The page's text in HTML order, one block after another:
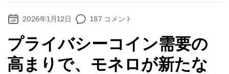
2026年1月12日 187 コメント
プライバシーコイン需要の
高まりで、モネロが新たな